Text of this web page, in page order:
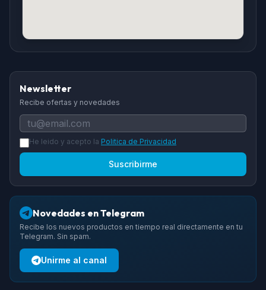
Newsletter
Recibe ofertas y novedades
He leido y acepto la Politica de Privacidad
Suscribirme
Novedades en Telegram
Recibe los nuevos productos en tiempo real directamente en tu
Telegram. Sin spam.
Unirme al canal